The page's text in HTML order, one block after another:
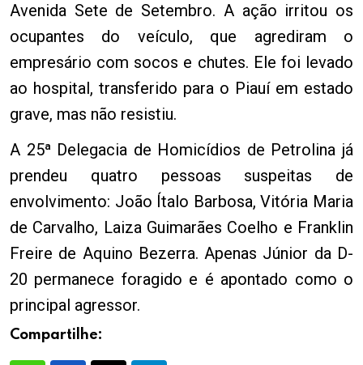
Avenida Sete de Setembro. A ação irritou os
ocupantes do veículo, que agrediram o
empresário com socos e chutes. Ele foi levado
ao hospital, transferido para o Piauí em estado
grave, mas não resistiu.
A 25ª Delegacia de Homicídios de Petrolina já
prendeu quatro pessoas suspeitas de
envolvimento: João Ítalo Barbosa, Vitória Maria
de Carvalho, Laiza Guimarães Coelho e Franklin
Freire de Aquino Bezerra. Apenas Júnior da D-
20 permanece foragido e é apontado como o
principal agressor.
Compartilhe: